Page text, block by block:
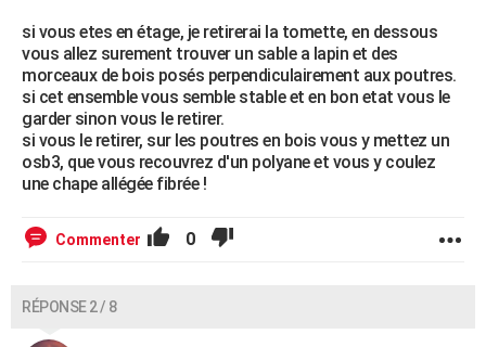
si vous etes en étage, je retirerai la tomette, en dessous
vous allez surement trouver un sable a lapin et des
morceaux de bois posés perpendiculairement aux poutres.
si cet ensemble vous semble stable et en bon etat vous le
garder sinon vous le retirer.
si vous le retirer, sur les poutres en bois vous y mettez un
osb3, que vous recouvrez d'un polyane et vous y coulez
une chape allégée fibrée !
Commenter 0
RÉPONSE 2 / 8